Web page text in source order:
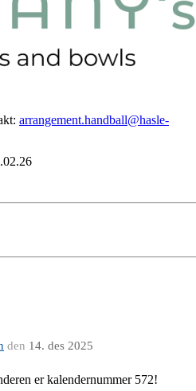
arrangement.handball@hasle-
den 14. des 2025
er kalendernummer 572!